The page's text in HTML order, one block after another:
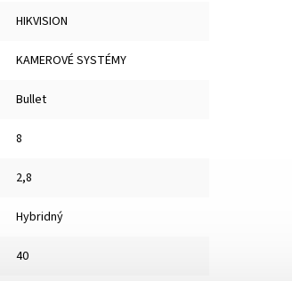
HIKVISION
KAMEROVÉ SYSTÉMY
Bullet
8
2,8
Hybridný
40